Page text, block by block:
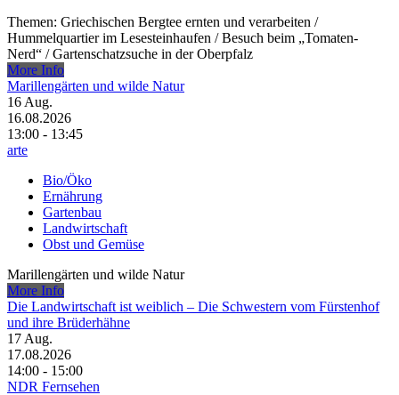
Themen: Griechischen Bergtee ernten und verarbeiten /​
Hummelquartier im Lesesteinhaufen /​ Besuch beim „Tomaten-
Nerd“ /​ Gartenschatzsuche in der Oberpfalz
More Info
Marillengärten und wilde Natur
16 Aug.
16.08.2026
13:00 - 13:45
arte
Bio/Öko
Ernährung
Gartenbau
Landwirtschaft
Obst und Gemüse
Marillengärten und wilde Natur
More Info
Die Landwirtschaft ist weiblich – Die Schwestern vom Fürstenhof
und ihre Brüderhähne
17 Aug.
17.08.2026
14:00 - 15:00
NDR Fernsehen